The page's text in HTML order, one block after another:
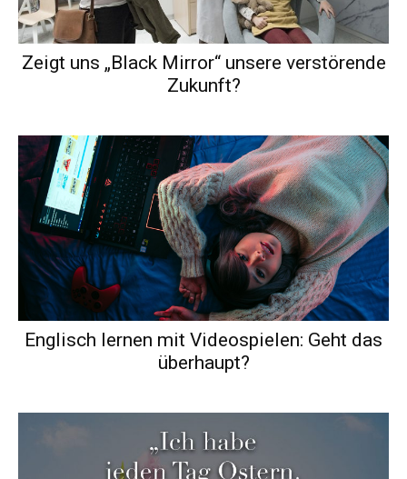
Zeigt uns „Black Mirror“ unsere verstörende
Zukunft?
Englisch lernen mit Videospielen: Geht das
überhaupt?